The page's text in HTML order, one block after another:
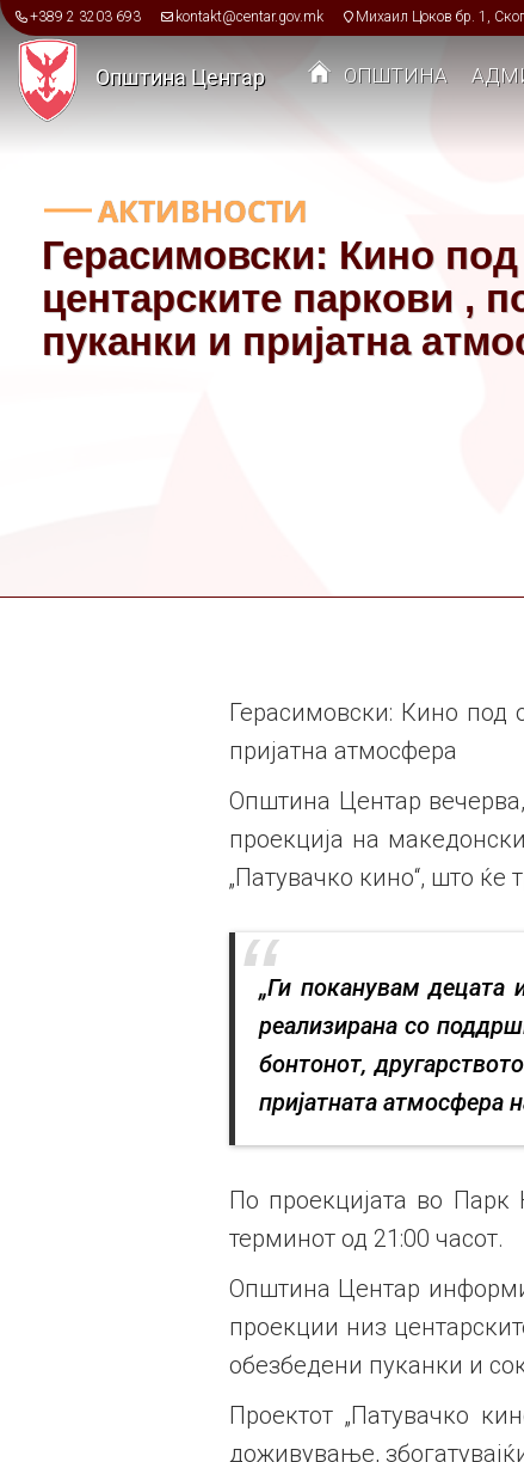
Skip to main content
+389 2 3203 693 kontakt@centar.gov.mk Михаил Цоков бр. 1,
Општина Центар ОПШТИНА
Герасимовски: Кино
центарските паркови ,
пуканки и пријатна
АКТИВНОСТИ
Герасимовски: Кино под
пријатна атмосфера
Општина Центар
проекција на
„Патувачко кино“, што ќе
„Ги поканувам децата
реализирана со
бонтонот,
пријатната атмосфера
По проекцијата во
терминот од 21:00 часот.
Општина Центар
проекции низ
обезбедени пуканки и
Проектот „Патувачко
доживување,